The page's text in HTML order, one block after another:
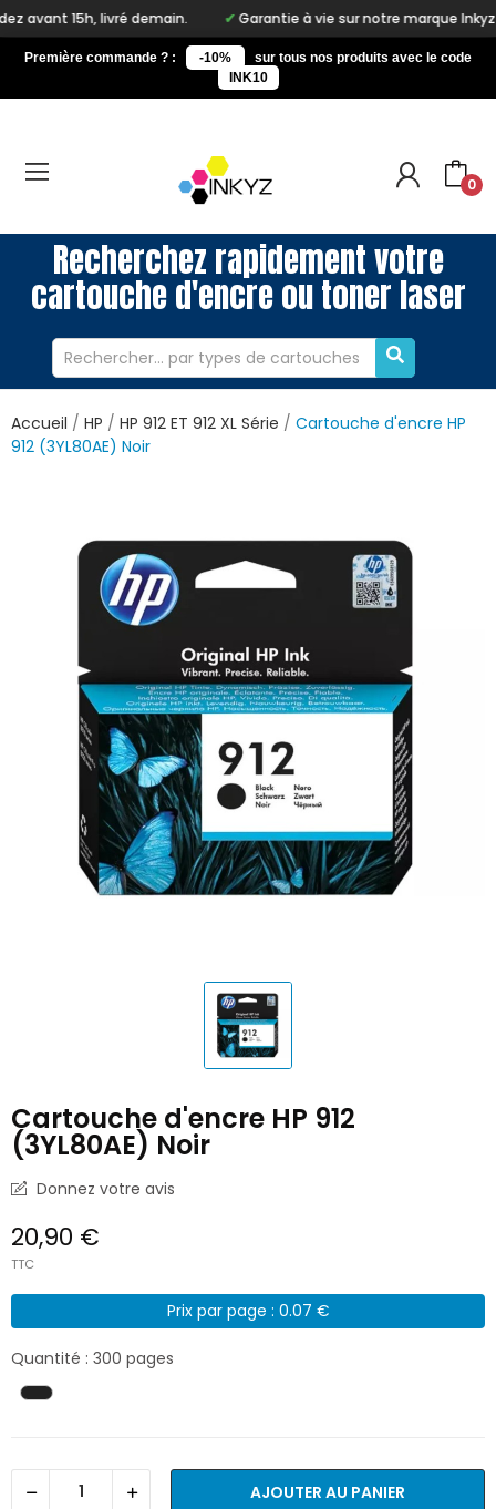
demain. Garantie à vie sur notre marque Inkyz
Première commande ? : -10%
sur tous nos produits avec le code
INK10
0
Recherchez rapidement votre
cartouche d'encre ou toner laser
Accueil HP HP 912 ET 912 XL Série
Cartouche d'encre HP
912 (3YL80AE) Noir
Cartouche d'encre HP 912
(3YL80AE) Noir
Donnez votre avis
20,90 €
TTC
Prix par page : 0.07 €
Quantité : 300 pages
AJOUTER AU PANIER